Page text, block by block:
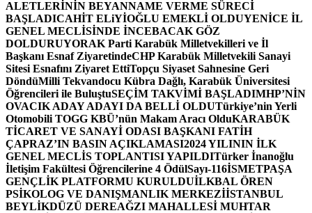
ALETLERİNİN BEYANNAME VERME SÜRECİ
BAŞLADICAHİT ELiYİOĞLU EMEKLİ OLDUYENİCE İL
GENEL MECLİSİNDE İNCEBACAK GÖZ
DOLDURUYORAK Parti Karabük Milletvekilleri ve İl
Başkanı Esnaf ZiyaretindeCHP Karabük Milletvekili Sanayi
Sitesi Esnafını Ziyaret EttiTopçu Siyaset Sahnesine Geri
DöndüMilli Tekvandocu Kübra Dağlı, Karabük Üniversitesi
Öğrencileri ile BuluştuSEÇİM TAKVİMİ BAŞLADIMHP’NİN
OVACIK ADAY ADAYI DA BELLİ OLDUTürkiye’nin Yerli
Otomobili TOGG KBÜ’nün Makam Aracı OlduKARABÜK
TİCARET VE SANAYİ ODASI BAŞKANI FATİH
ÇAPRAZ’IN BASIN AÇIKLAMASI2024 YILININ İLK
GENEL MECLİS TOPLANTISI YAPILDITürker İnanoğlu
İletişim Fakültesi Öğrencilerine 4 ÖdülSayı-116İSMETPAŞA
GENÇLİK PLATFORMU KURULDUİLKBAL ÖREN
PSİKOLOG VE DANIŞMANLIK MERKEZİİSTANBUL
BEYLİKDÜZÜ DEREAĞZI MAHALLESİ MUHTAR